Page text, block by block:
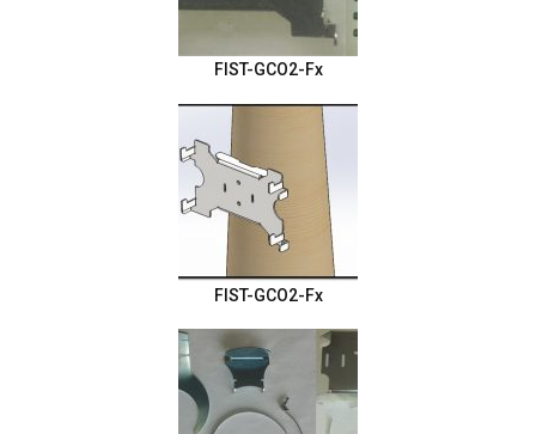
FIST-GCO2-Fx
FIST-GCO2-Fx